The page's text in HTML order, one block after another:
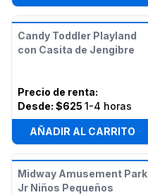
Candy Toddler Playland
con Casita de Jengibre
Precio de renta:
Desde: $625 1-4 horas
AÑADIR AL CARRITO
Midway Amusement Park
Jr Niños Pequeños